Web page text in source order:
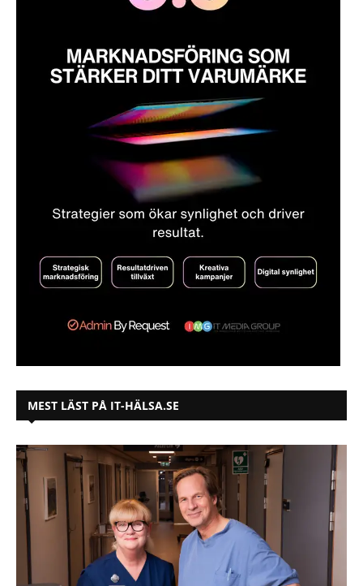
MEST LÄST PÅ IT-HÄLSA.SE